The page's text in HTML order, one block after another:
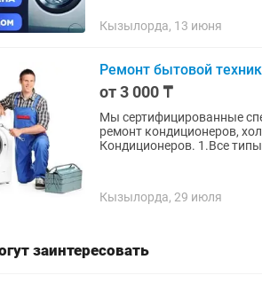
Кызылорда, 13 июня
Ремонт бытовой
от 3 000 ₸
Мы сертифицированные
ремонт кондиционеров,
Кондиционеров. 1.Все
Кызылорда, 29 июля
заинтересовать